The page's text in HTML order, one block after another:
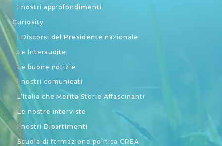
I nostri approfondimenti
Curiosity
I Discorsi del Presidente nazionale
Le Interaudite
Le buone notizie
I nostri comunicati
L’Italia che Merita Storie Affascinanti
Le nostre interviste
I nostri Dipartimenti
Scuola di formazione politica CREA